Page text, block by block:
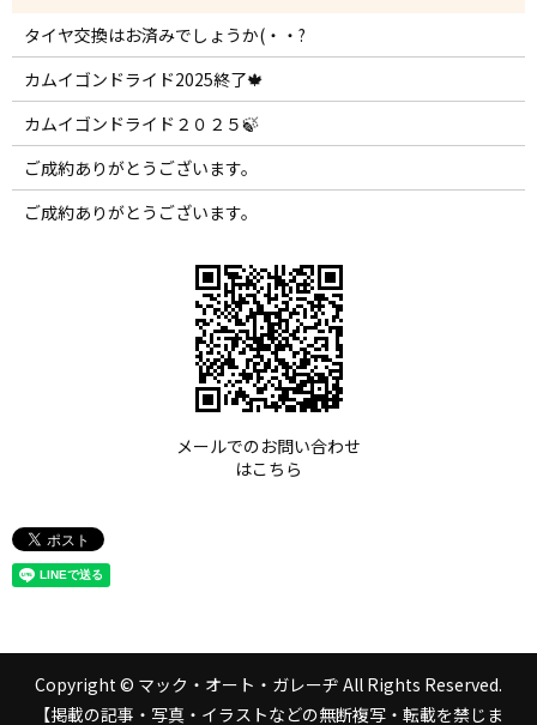
タイヤ交換はお済みでしょうか(・・?
カムイゴンドライド2025終了🍁
カムイゴンドライド２０２５🍃
ご成約ありがとうございます。
ご成約ありがとうございます。
メールでのお問い合わせ
はこちら
Copyright © マック・オート・ガレーヂ All Rights Reserved.
【掲載の記事・写真・イラストなどの無断複写・転載を禁じま